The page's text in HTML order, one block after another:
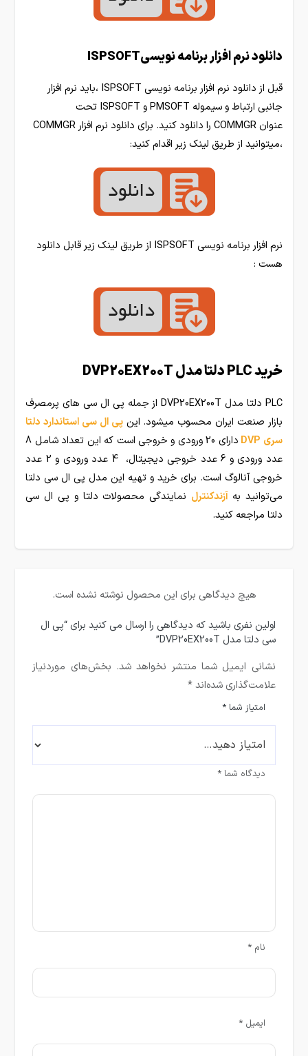
دانلود نرم افزار برنامه نویسیISPSOFT
قبل از دانلود نرم افزار برنامه نویسی ISPSOFT ،باید نرم افزار
جانبی ارتباط و سیموله PMSOFT و ISPSOFT تحت
عنوان COMMGR را دانلود کنید. برای دانلود نرم افزار COMMGR
،میتوانید از طریق لینک زیر اقدام کنید:
نرم افزار برنامه نویسی ISPSOFT از طریق لینک زیر قابل دانلود
هست :
خرید PLC دلتا مدل DVP20EX200T
PLC دلتا مدل DVP20EX200T از جمله پی ال سی های پرمصرف
بازار صنعت ایران محسوب میشود. اینپی ال سی استاندارد دلتا
سری DVP
دارای 20 ورودی و خروجی است که این تعداد شامل 8
عدد ورودی و 6 عدد خروجی دیجیتال، 4 عدد ورودی و 2 عدد
خروجی آنالوگ است. برای خرید و تهیه این مدل پی ال سی دلتا
می‌توانید به آزندکنترل نمایندگی محصولات دلتا و پی ال سی
دلتا مراجعه کنید.
هیچ دیدگاهی برای این محصول نوشته نشده است.
اولین نفری باشید که دیدگاهی را ارسال می کنید برای “پی ال
سی دلتا مدل DVP20EX200T”
نشانی ایمیل شما منتشر نخواهد شد. بخش‌های موردنیاز
علامت‌گذاری شده‌اند*
امتیاز شما*
دیدگاه شما*
نام*
ایمیل*